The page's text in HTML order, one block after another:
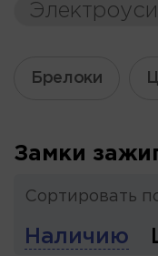
Брелоки
Замки
Сортировать
Наличию